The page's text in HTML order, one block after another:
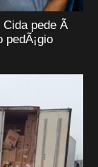
pede Ã
pedÃ¡gio